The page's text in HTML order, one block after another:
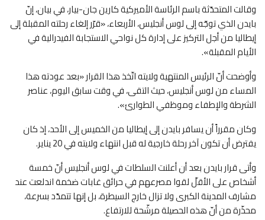
وقالت المتحدّثة باسم الرئاسة الأميركية كارين جان-بيار، في بيان، إنّ
بايدن الذي توجّه إلى لوس أنجليس، الأربعاء، «قرّر إلغاء رحلته المقبلة إلى
إيطاليا من أجل التركيز على إدارة كل نواحي الاستجابة الفيدرالية في
الأيام المقبلة».
وأوضحت أنّ الرئيس المنتهية ولايته اتّخذ هذا القرار «بعد عودته هذا
المساء من لوس أنجليس، حيث التقى، في وقت سابق اليوم، عناصر
الشرطة والإطفاء وموظفي الطوارئ».
وكان مقرراً أن يسافر بايدن إلى إيطاليا من الخميس إلى الأحد، إذ كان
يفترض أن تكون آخر رحلة خارجية له قبل انتهاء ولايته في 20 يناير.
وأتى قرار بايدن بعد أن أعلنت السلطات في لوس أنجليس أنّ خمسة
أشخاص على الأقلّ لقوا مصرعهم في حرائق غابات ضخمة اندلعت عند
مشارف المدينة الكبرى ولا تزال خارج السيطرة، بل إنها تتمدّد بسرعة،
محذّرة من أنّ هذه الحصيلة مرشّحة للارتفاع.